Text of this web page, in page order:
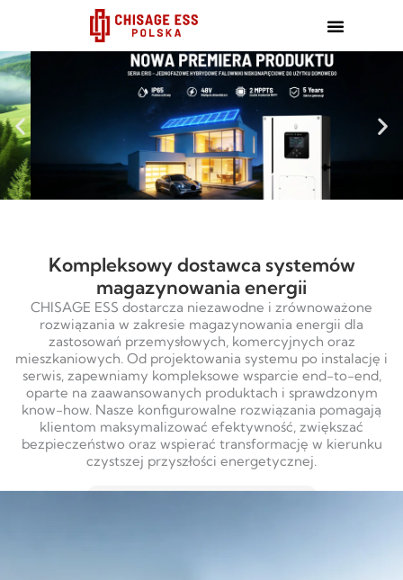
容
Kompleksowy dostawca systemów
magazynowania energii
CHISAGE ESS dostarcza niezawodne i zrównoważone
rozwiązania w zakresie magazynowania energii dla
zastosowań przemysłowych, komercyjnych oraz
mieszkaniowych. Od projektowania systemu po instalację i
serwis, zapewniamy kompleksowe wsparcie end-to-end,
oparte na zaawansowanych produktach i sprawdzonym
know-how. Nasze konfigurowalne rozwiązania pomagają
klientom maksymalizować efektywność, zwiększać
bezpieczeństwo oraz wspierać transformację w kierunku
czystszej przyszłości energetycznej.